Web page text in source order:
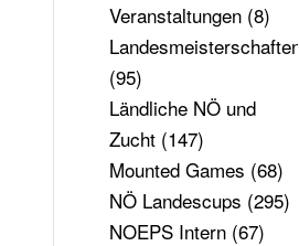
Veranstaltungen(8)
Landesmeisterschaften
(95)
Ländliche NÖ und
Zucht(147)
Mounted Games (68)
NÖ Landescups (295)
NOEPS Intern(67)